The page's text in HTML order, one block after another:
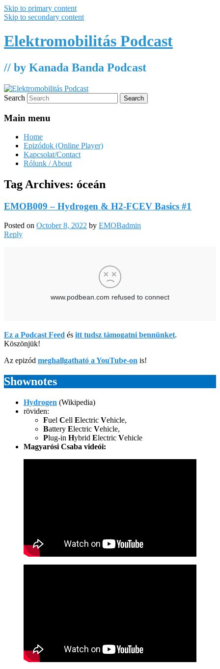
Skip to primary content
Skip to secondary content
Elektromobilitás Podcast
// by Kanada Banda Podcast
Search
Main menu
Home
Epizódok (Online Player)
Kapcsolat/Contact
Rólunk / About
Tag Archives: óceán
EMOB009 – Hydrogen & H2-FCEV Basics #1
Posted on October 8, 2022 by EMOBadmin
Reply
Ez a Podcast Feed és itt tudsz támogatni bennünket.
Köszönjük!
Az epizód meghallgatható a YouTube-on is!
Shownotes
Hydrogen (Wikipedia)
röviden:
Fuel Cell Electric Vehicle,
Battery Electric Vehicle,
Plug-in Hybrid Electric Vehicle
Magyarósi Csaba videói: